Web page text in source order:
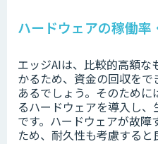
ハードウェアの稼働率
エッジAIは、比較的高額
かるため、資金の回収を
あるでしょう。そのため
るハードウェアを導入し
です。ハードウェアが故
ため、耐久性も考慮すると